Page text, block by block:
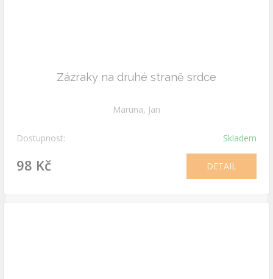
Zázraky na druhé straně srdce
Maruna, Jan
Dostupnost: Skladem
98 Kč DETAIL